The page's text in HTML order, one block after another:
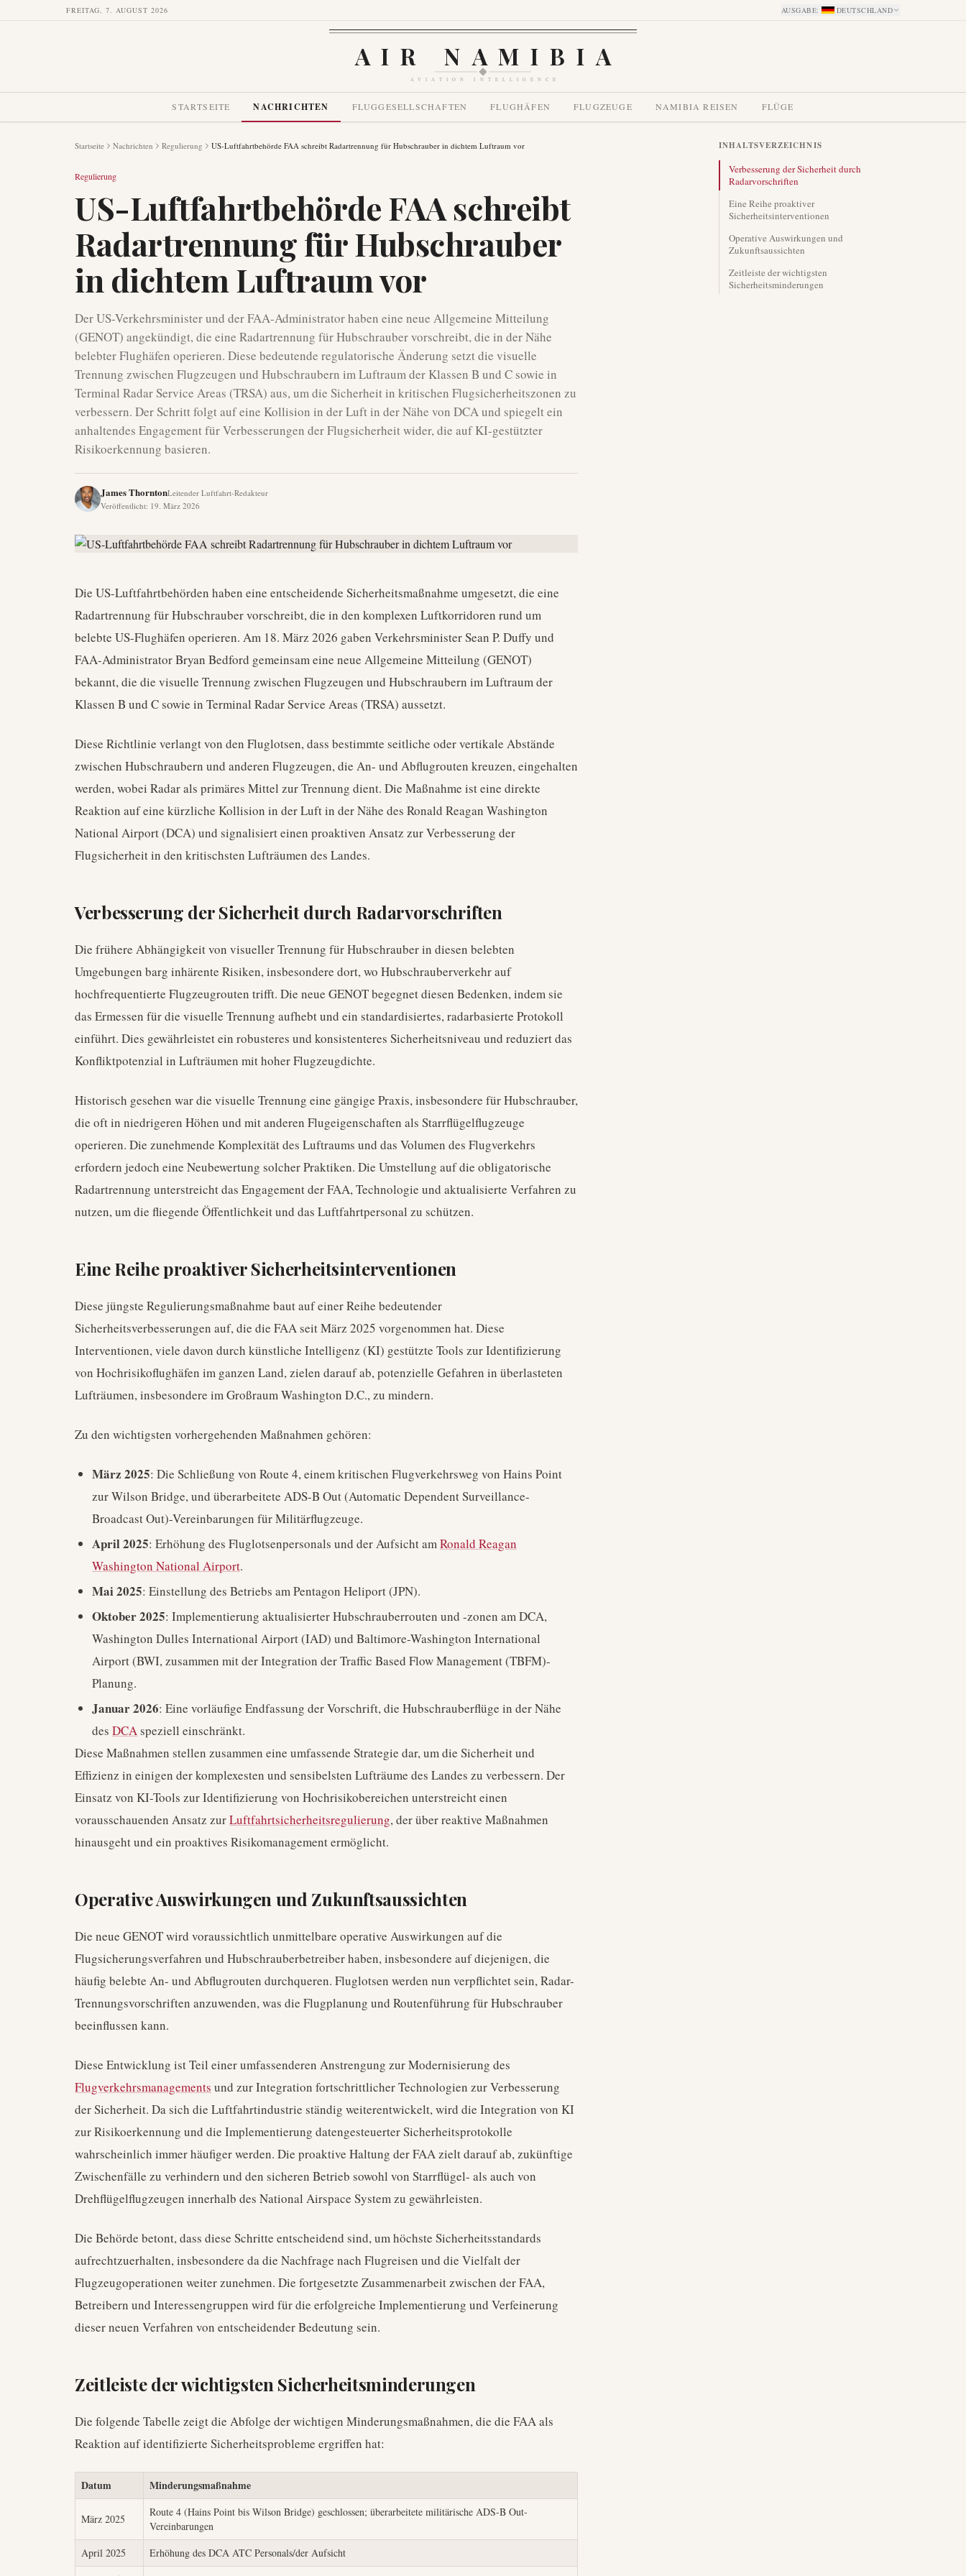
FREITAG, 7. AUGUST 2026 AUSGABE: DEUTSCHLAND
AIR NAMIBIA
AVIATION INTELLIGENCE
STARTSEITE NACHRICHTEN FLUGGESELLSCHAFTEN FLUGHÄFEN FLUGZEUGE NAMIBIA REISEN FLÜGE
Startseite Nachrichten Regulierung US-Luftfahrtbehörde FAA schreibt Radartrennung für Hubschrauber in dichtem Luftraum vor
Regulierung
US-Luftfahrtbehörde FAA schreibt
Radartrennung für Hubschrauber
in dichtem Luftraum vor
Der US-Verkehrsminister und der FAA-Administrator haben eine neue Allgemeine Mitteilung
(GENOT) angekündigt, die eine Radartrennung für Hubschrauber vorschreibt, die in der Nähe
belebter Flughäfen operieren. Diese bedeutende regulatorische Änderung setzt die visuelle
Trennung zwischen Flugzeugen und Hubschraubern im Luftraum der Klassen B und C sowie in
Terminal Radar Service Areas (TRSA) aus, um die Sicherheit in kritischen Flugsicherheitszonen zu
verbessern. Der Schritt folgt auf eine Kollision in der Luft in der Nähe von DCA und spiegelt ein
anhaltendes Engagement für Verbesserungen der Flugsicherheit wider, die auf KI-gestützter
Risikoerkennung basieren.
James ThorntonLeitender Luftfahrt-Redakteur
Veröffentlicht: 19. März 2026
Die US-Luftfahrtbehörden haben eine entscheidende Sicherheitsmaßnahme umgesetzt, die eine
Radartrennung für Hubschrauber vorschreibt, die in den komplexen Luftkorridoren rund um
belebte US-Flughäfen operieren. Am 18. März 2026 gaben Verkehrsminister Sean P. Duffy und
FAA-Administrator Bryan Bedford gemeinsam eine neue Allgemeine Mitteilung (GENOT)
bekannt, die die visuelle Trennung zwischen Flugzeugen und Hubschraubern im Luftraum der
Klassen B und C sowie in Terminal Radar Service Areas (TRSA) aussetzt.
Diese Richtlinie verlangt von den Fluglotsen, dass bestimmte seitliche oder vertikale Abstände
zwischen Hubschraubern und anderen Flugzeugen, die An- und Abflugrouten kreuzen, eingehalten
werden, wobei Radar als primäres Mittel zur Trennung dient. Die Maßnahme ist eine direkte
Reaktion auf eine kürzliche Kollision in der Luft in der Nähe des Ronald Reagan Washington
National Airport (DCA) und signalisiert einen proaktiven Ansatz zur Verbesserung der
Flugsicherheit in den kritischsten Lufträumen des Landes.
Verbesserung der Sicherheit durch Radarvorschriften
Die frühere Abhängigkeit von visueller Trennung für Hubschrauber in diesen belebten
Umgebungen barg inhärente Risiken, insbesondere dort, wo Hubschrauberverkehr auf
hochfrequentierte Flugzeugrouten trifft. Die neue GENOT begegnet diesen Bedenken, indem sie
das Ermessen für die visuelle Trennung aufhebt und ein standardisiertes, radarbasierte Protokoll
einführt. Dies gewährleistet ein robusteres und konsistenteres Sicherheitsniveau und reduziert das
Konfliktpotenzial in Lufträumen mit hoher Flugzeugdichte.
Historisch gesehen war die visuelle Trennung eine gängige Praxis, insbesondere für Hubschrauber,
die oft in niedrigeren Höhen und mit anderen Flugeigenschaften als Starrflügelflugzeuge
operieren. Die zunehmende Komplexität des Luftraums und das Volumen des Flugverkehrs
erfordern jedoch eine Neubewertung solcher Praktiken. Die Umstellung auf die obligatorische
Radartrennung unterstreicht das Engagement der FAA, Technologie und aktualisierte Verfahren zu
nutzen, um die fliegende Öffentlichkeit und das Luftfahrtpersonal zu schützen.
Eine Reihe proaktiver Sicherheitsinterventionen
Diese jüngste Regulierungsmaßnahme baut auf einer Reihe bedeutender
Sicherheitsverbesserungen auf, die die FAA seit März 2025 vorgenommen hat. Diese
Interventionen, viele davon durch künstliche Intelligenz (KI) gestützte Tools zur Identifizierung
von Hochrisikoflughäfen im ganzen Land, zielen darauf ab, potenzielle Gefahren in überlasteten
Lufträumen, insbesondere im Großraum Washington D.C., zu mindern.
Zu den wichtigsten vorhergehenden Maßnahmen gehören:
März 2025: Die Schließung von Route 4, einem kritischen Flugverkehrsweg von Hains Point
zur Wilson Bridge, und überarbeitete ADS-B Out (Automatic Dependent Surveillance-
Broadcast Out)-Vereinbarungen für Militärflugzeuge.
April 2025: Erhöhung des Fluglotsenpersonals und der Aufsicht amRonald Reagan
Washington National Airport.
Mai 2025: Einstellung des Betriebs am Pentagon Heliport (JPN).
Oktober 2025: Implementierung aktualisierter Hubschrauberrouten und -zonen am DCA,
Washington Dulles International Airport (IAD) und Baltimore-Washington International
Airport (BWI, zusammen mit der Integration der Traffic Based Flow Management (TBFM)-
Planung.
Januar 2026: Eine vorläufige Endfassung der Vorschrift, die Hubschrauberflüge in der Nähe
des DCAspeziell einschränkt.
Diese Maßnahmen stellen zusammen eine umfassende Strategie dar, um die Sicherheit und
Effizienz in einigen der komplexesten und sensibelsten Lufträume des Landes zu verbessern. Der
Einsatz von KI-Tools zur Identifizierung von Hochrisikobereichen unterstreicht einen
vorausschauenden Ansatz zurLuftfahrtsicherheitsregulierung, der über reaktive Maßnahmen
hinausgeht und ein proaktives Risikomanagement ermöglicht.
Operative Auswirkungen und Zukunftsaussichten
Die neue GENOT wird voraussichtlich unmittelbare operative Auswirkungen auf die
Flugsicherungsverfahren und Hubschrauberbetreiber haben, insbesondere auf diejenigen, die
häufig belebte An- und Abflugrouten durchqueren. Fluglotsen werden nun verpflichtet sein, Radar-
Trennungsvorschriften anzuwenden, was die Flugplanung und Routenführung für Hubschrauber
beeinflussen kann.
Diese Entwicklung ist Teil einer umfassenderen Anstrengung zur Modernisierung des
Flugverkehrsmanagements und zur Integration fortschrittlicher Technologien zur Verbesserung
der Sicherheit. Da sich die Luftfahrtindustrie ständig weiterentwickelt, wird die Integration von KI
zur Risikoerkennung und die Implementierung datengesteuerter Sicherheitsprotokolle
wahrscheinlich immer häufiger werden. Die proaktive Haltung der FAA zielt darauf ab, zukünftige
Zwischenfälle zu verhindern und den sicheren Betrieb sowohl von Starrflügel- als auch von
Drehflügelflugzeugen innerhalb des National Airspace System zu gewährleisten.
Die Behörde betont, dass diese Schritte entscheidend sind, um höchste Sicherheitsstandards
aufrechtzuerhalten, insbesondere da die Nachfrage nach Flugreisen und die Vielfalt der
Flugzeugoperationen weiter zunehmen. Die fortgesetzte Zusammenarbeit zwischen der FAA,
Betreibern und Interessengruppen wird für die erfolgreiche Implementierung und Verfeinerung
dieser neuen Verfahren von entscheidender Bedeutung sein.
Zeitleiste der wichtigsten Sicherheitsminderungen
Die folgende Tabelle zeigt die Abfolge der wichtigen Minderungsmaßnahmen, die die FAA als
Reaktion auf identifizierte Sicherheitsprobleme ergriffen hat:
Datum Minderungsmaßnahme
März 2025
Route 4 (Hains Point bis Wilson Bridge) geschlossen; überarbeitete militärische ADS-B Out-
Vereinbarungen
April 2025
Erhöhung des DCA ATC Personals/der Aufsicht
INHALTSVERZEICHNIS
Verbesserung der Sicherheit durch
Radarvorschriften
Eine Reihe proaktiver
Sicherheitsinterventionen
Operative Auswirkungen und
Zukunftsaussichten
Zeitleiste der wichtigsten
Sicherheitsminderungen